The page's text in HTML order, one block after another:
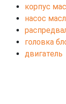
корпус
насос
головка
двигатель